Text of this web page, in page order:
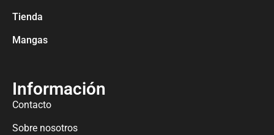
Tienda
Mangas
Información
Contacto
Sobre nosotros